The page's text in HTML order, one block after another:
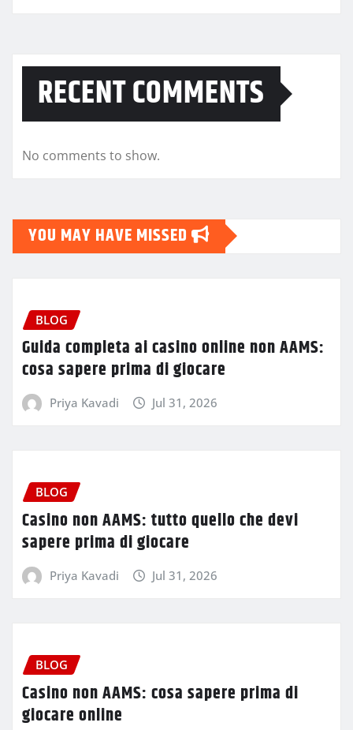
RECENT COMMENTS
No comments to show.
YOU MAY HAVE MISSED
BLOG
Guida completa ai casino online non AAMS:
cosa sapere prima di giocare
Priya Kavadi Jul 31, 2026
BLOG
Casino non AAMS: tutto quello che devi
sapere prima di giocare
Priya Kavadi Jul 31, 2026
BLOG
Casino non AAMS: cosa sapere prima di
giocare online